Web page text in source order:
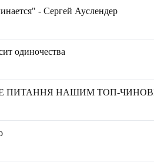
- Сергей Ауслендер
одиночества
ПИТАННЯ НАШИМ ТОП-